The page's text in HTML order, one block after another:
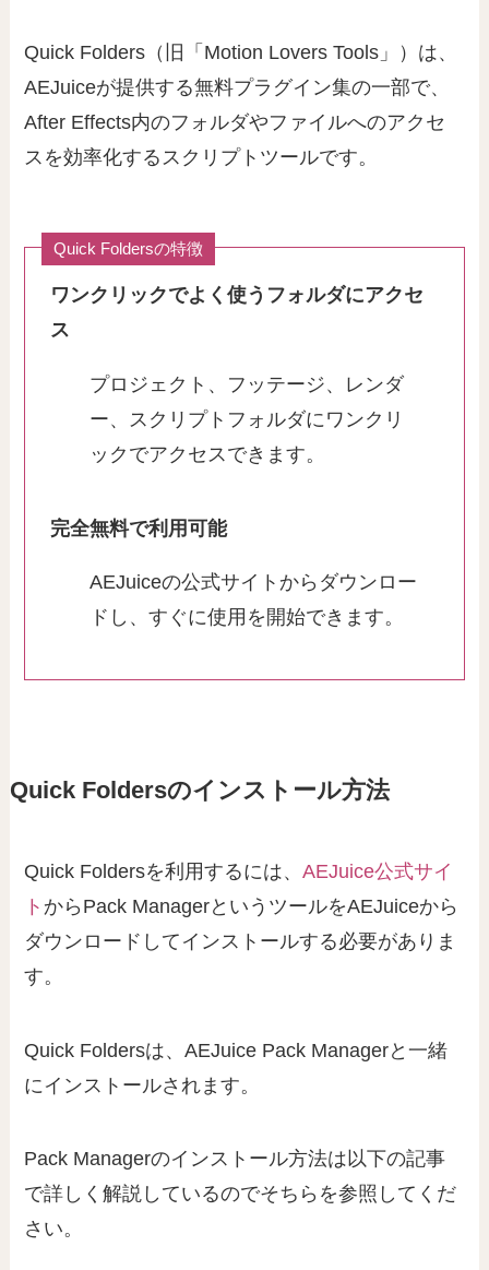
Quick Folders（旧「Motion Lovers Tools」）は、
AEJuiceが提供する無料プラグイン集の一部で、
After Effects内のフォルダやファイルへのアクセ
スを効率化するスクリプトツールです。
Quick Foldersの特徴
ワンクリックでよく使うフォルダにアクセ
ス
プロジェクト、フッテージ、レンダ
ー、スクリプトフォルダにワンクリ
ックでアクセスできます。
完全無料で利用可能
AEJuiceの公式サイトからダウンロー
ドし、すぐに使用を開始できます。
Quick Foldersのインストール方法
Quick Foldersを利用するには、AEJuice公式サイ
ト からPack ManagerというツールをAEJuiceから
ダウンロードしてインストールする必要がありま
す。
Quick Foldersは、AEJuice Pack Managerと一緒
にインストールされます。
Pack Managerのインストール方法は以下の記事
で詳しく解説しているのでそちらを参照してくだ
さい。